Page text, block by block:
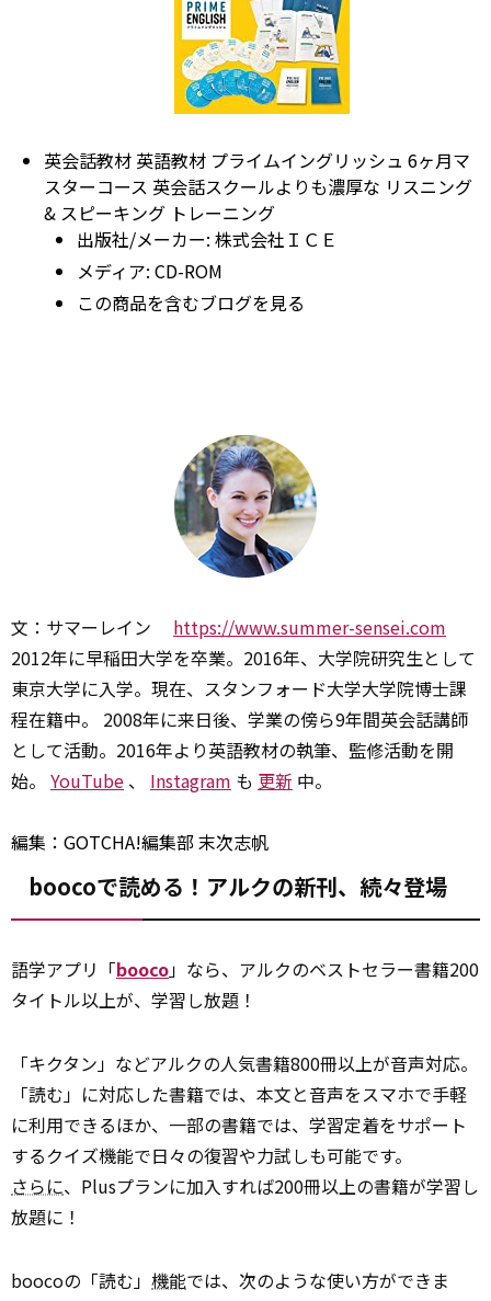
英会話教材 英語教材 プライムイングリッシュ 6ヶ月マ
スターコース 英会話スクールよりも濃厚な リスニング
& スピーキング トレーニング
出版社/メーカー: 株式会社ＩＣＥ
メディア: CD-ROM
この商品を含むブログを見る
文：サマーレイン https://www.summer-sensei.com
2012年に早稲田大学を卒業。2016年、大学院研究生として
東京大学に入学。現在、スタンフォード大学大学院博士課
程在籍中。 2008年に来日後、学業の傍ら9年間英会話講師
として活動。2016年より英語教材の執筆、監修活動を開
始。 YouTube 、 Instagram も 更新 中。
編集：GOTCHA!編集部 末次志帆
boocoで読める！アルクの新刊、続々登場
語学アプリ「booco」なら、アルクのベストセラー書籍200
タイトル以上が、学習し放題！
「キクタン」などアルクの人気書籍800冊以上が音声対応。
「読む」に対応した書籍では、本文と音声をスマホで手軽
に利用できるほか、一部の書籍では、学習定着をサポート
するクイズ機能で日々の復習や力試しも可能です。
さらに、Plusプランに加入すれば200冊以上の書籍が学習し
放題に！
boocoの「読む」 機能では、次のような使い方ができま